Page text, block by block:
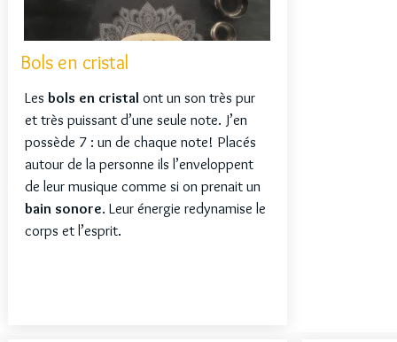
Bols en cristal
Les bols en cristalont un son très pur
et très puissant d’une seule note. J’en
possède 7 : un de chaque note! Placés
autour de la personne ils l’enveloppent
de leur musique comme si on prenait un
bain sonore. Leur énergie redynamise le
corps et l’esprit.